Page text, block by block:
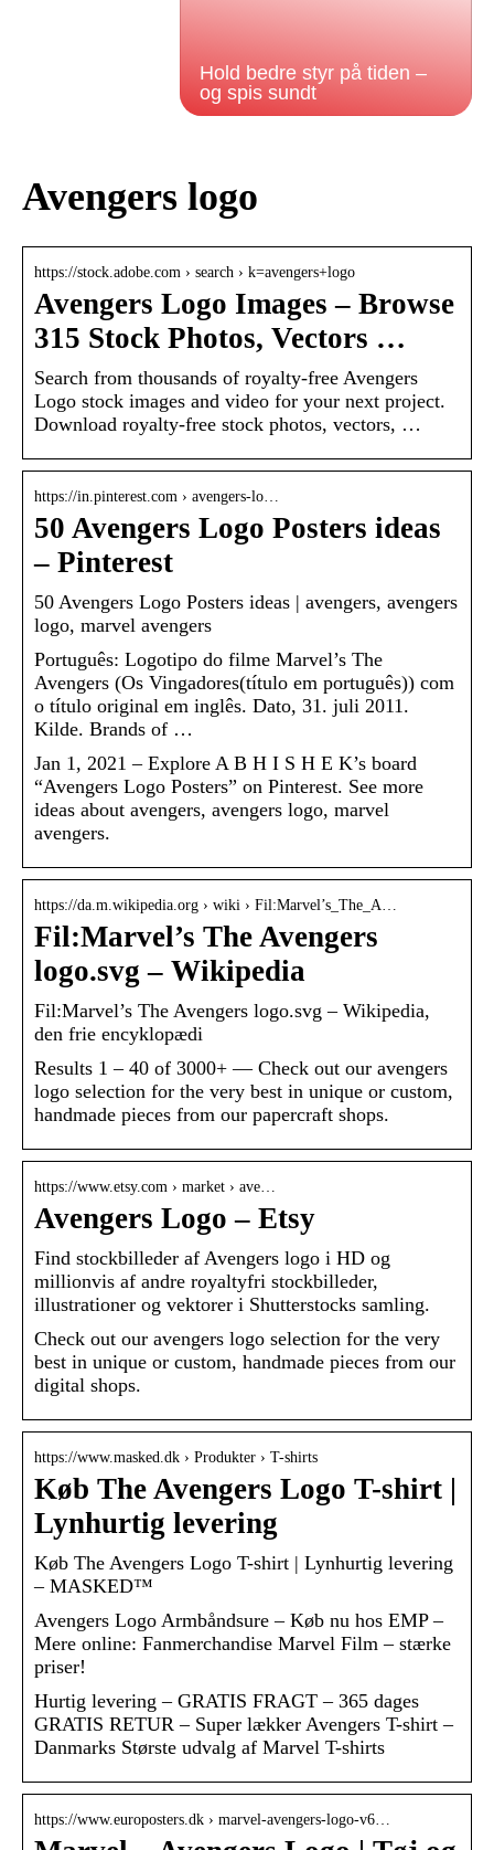
Hold bedre styr på tiden –
og spis sundt
Avengers logo
https://stock.adobe.com › search › k=avengers+logo
Avengers Logo Images – Browse
315 Stock Photos, Vectors …
Search from thousands of royalty-free Avengers
Logo stock images and video for your next project.
Download royalty-free stock photos, vectors, …
https://in.pinterest.com › avengers-lo…
50 Avengers Logo Posters ideas
– Pinterest
50 Avengers Logo Posters ideas | avengers, avengers
logo, marvel avengers
Português: Logotipo do filme Marvel’s The
Avengers (Os Vingadores(título em português)) com
o título original em inglês. Dato, 31. juli 2011.
Kilde. Brands of …
Jan 1, 2021 – Explore A B H I S H E K’s board
“Avengers Logo Posters” on Pinterest. See more
ideas about avengers, avengers logo, marvel
avengers.
https://da.m.wikipedia.org › wiki › Fil:Marvel’s_The_A…
Fil:Marvel’s The Avengers
logo.svg – Wikipedia
Fil:Marvel’s The Avengers logo.svg – Wikipedia,
den frie encyklopædi
Results 1 – 40 of 3000+ — Check out our avengers
logo selection for the very best in unique or custom,
handmade pieces from our papercraft shops.
https://www.etsy.com › market › ave…
Avengers Logo – Etsy
Find stockbilleder af Avengers logo i HD og
millionvis af andre royaltyfri stockbilleder,
illustrationer og vektorer i Shutterstocks samling.
Check out our avengers logo selection for the very
best in unique or custom, handmade pieces from our
digital shops.
https://www.masked.dk › Produkter › T-shirts
Køb The Avengers Logo T-shirt |
Lynhurtig levering
Køb The Avengers Logo T-shirt | Lynhurtig levering
– MASKED™
Avengers Logo Armbåndsure – Køb nu hos EMP –
Mere online: Fanmerchandise Marvel Film – stærke
priser!
Hurtig levering – GRATIS FRAGT – 365 dages
GRATIS RETUR – Super lækker Avengers T-shirt –
Danmarks Største udvalg af Marvel T-shirts
https://www.europosters.dk › marvel-avengers-logo-v6…